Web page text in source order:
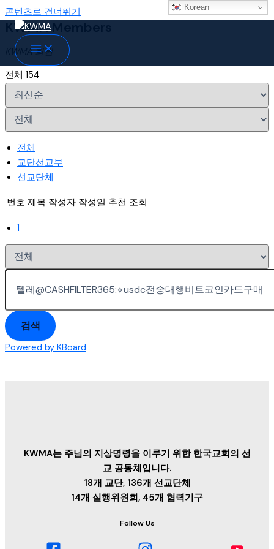
콘텐츠로 건너뛰기
KWMA Members
KWMA 회원
전체 154
전체
교단선교부
선교단체
번호 제목 작성자 작성일 추천 조회
1
검색
Powered by KBoard
KWMA는 주님의 지상명령을 이루기 위한 한국교회의 선
교 공동체입니다.
18개 교단, 136개 선교단체
14개 실행위원회, 45개 협력기구
Follow Us
Korean